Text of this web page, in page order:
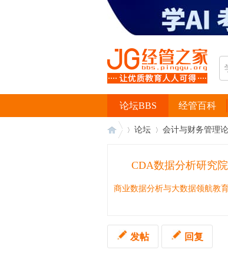
经管百科
论坛BBS
论坛 会计与财务管理
CDA数据分析研究院
商业数据分析与大数据领航教
发帖 回复